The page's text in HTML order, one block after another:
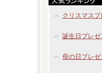
クリスマスプ
誕生日プレゼ
母の日プレゼ